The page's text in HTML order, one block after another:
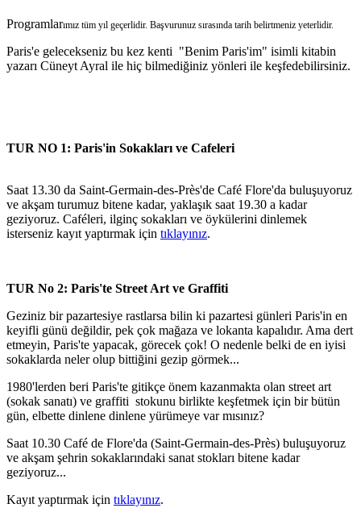
Programlarımız tüm yıl geçerlidir. Başvurunuz sırasında tarih belirtmeniz yeterlidir.
Paris'e gelecekseniz bu kez kenti "Benim Paris'im" isimli kitabin
yazarı Cüneyt Ayral ile hiç bilmediğiniz yönleri ile keşfedebilirsiniz.
TUR NO 1: Paris'in Sokakları ve Cafeleri
Saat 13.30 da Saint-Germain-des-Près'de Café Flore'da buluşuyoruz
ve akşam turumuz bitene kadar, yaklaşık saat 19.30 a kadar
geziyoruz. Caféleri, ilginç sokakları ve öykülerini dinlemek
isterseniz kayıt yaptırmak için tıklayınız.
TUR No 2: Paris'te Street Art ve Graffiti
Geziniz bir pazartesiye rastlarsa bilin ki pazartesi günleri Paris'in en
keyifli günü değildir, pek çok mağaza ve lokanta kapalıdır. Ama dert
etmeyin, Paris'te yapacak, görecek çok! O nedenle belki de en iyisi
sokaklarda neler olup bittiğini gezip görmek...
1980'lerden beri Paris'te gitikçe önem kazanmakta olan street art
(sokak sanatı) ve graffiti stokunu birlikte keşfetmek için bir bütün
gün, elbette dinlene dinlene yürümeye var mısınız?
Saat 10.30 Café de Flore'da (Saint-Germain-des-Près) buluşuyoruz
ve akşam şehrin sokaklarındaki sanat stokları bitene kadar
geziyoruz...
Kayıt yaptırmak için tıklayınız.